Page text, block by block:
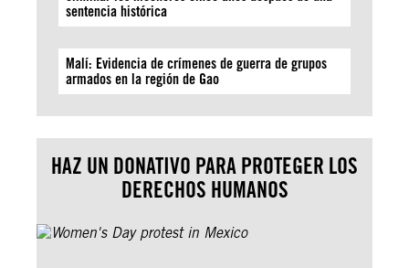
sentencia histórica
Malí: Evidencia de crímenes de guerra de grupos
armados en la región de Gao
HAZ UN DONATIVO PARA PROTEGER LOS
DERECHOS HUMANOS